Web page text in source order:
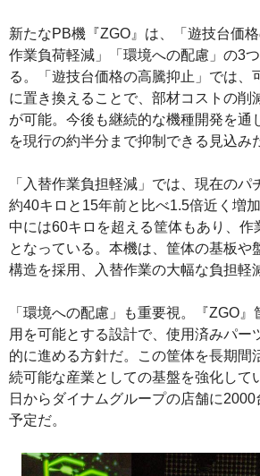
新たなPB機『ZGO』は、「遊技台価
作業負荷軽減」「環境への配慮」の3
る。「遊技台価格の高騰抑止」では、
に置き換えることで、部材コストの削
が可能。今後も継続的な機種開発を通
を現行の約半分まで抑制できる見込み
「入替作業負担軽減」では、現在のパ
約40キロと15年前と比べ1.5倍近く増
中には60キロを超える筐体もあり、作
となっている。本機は、筐体の基板や
構造を採用、入替作業の大幅な負担軽
「環境への配慮」も重要視。『ZGO』
用を可能とする設計で、使用済みパー
的に進める方針だ。この筐体を長期間
続可能な産業としての基盤を強化して
日からダイナムグループの店舗に
予定だ。